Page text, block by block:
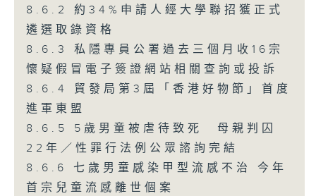
8.6.2 約34%申請人經大學聯招獲正式
遴選取錄資格
8.6.3 私隱專員公署過去三個月收16宗
懷疑假冒電子簽證網站相關查詢或投訴
8.6.4 貿發局第3屆「香港好物節」首度
進軍東盟
8.6.5 5歲男童被虐待致死 母親判囚
22年／性罪行法例公眾諮詢完結
8.6.6 七歲男童感染甲型流感不治 今年
首宗兒童流感離世個案